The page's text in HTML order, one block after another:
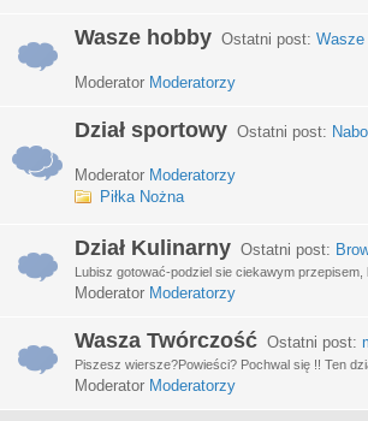
Wasze hobby Ostatni post: Wasze
Moderator Moderatorzy
Dział sportowy Ostatni post:
Moderator Moderatorzy
Piłka Nożna
Dział Kulinarny Ostatni post:
Lubisz gotować-podziel sie ciekawym
Moderator Moderatorzy
Wasza Twórczość Ostatni post:
Piszesz wiersze?Powieści? Pochwal się !! Ten
Moderator Moderatorzy